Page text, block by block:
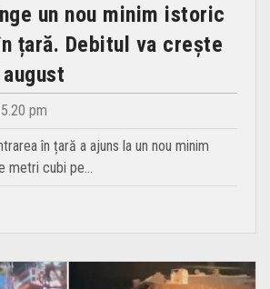
un nou minim istoric
țară. Debitul va crește
5.20 pm
în țară a ajuns la un nou minim
metri cubi pe…